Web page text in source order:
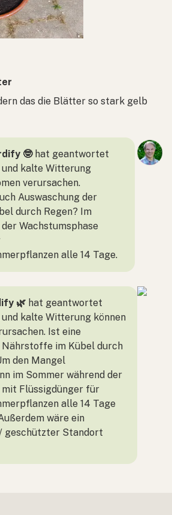
das die Blätter so stark gelb
🤓hat geantwortet
kalte Witterung
verursachen.
Auswaschung der
durch Regen? Im
Wachstumsphase
alle 14 Tage.
🌿 hat geantwortet
kalte Witterung können
Ist eine
Nährstoffe im Kübel durch
den Mangel
im Sommer während der
mit Flüssigdünger für
alle 14 Tage
wäre ein
geschützter Standort